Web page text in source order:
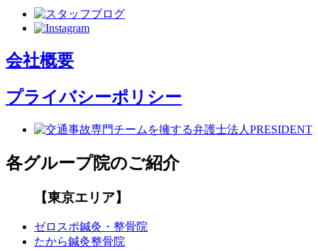
会社概要
プライバシーポリシー
各グループ院のご紹介
【東京エリア】
ゼロスポ鍼灸・整骨院
たから鍼灸整骨院